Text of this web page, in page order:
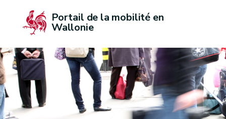
Portail de la mobilité en
Wallonie